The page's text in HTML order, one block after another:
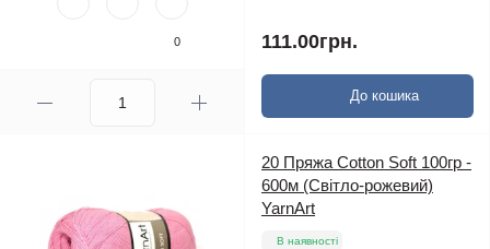
0 111.00грн.
До кошика
20 Пряжа Cotton Soft 100гр -
600м (Світло-рожевий)
YarnArt
В наявності